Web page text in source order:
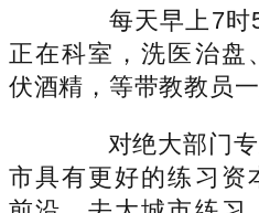
每天早上7时
正在科室，洗医治盘
伏酒精，等带教教员一
对绝大部门专
市具有更好的练习资